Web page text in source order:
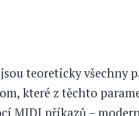
teoreticky všechny
které z těchto
MIDI příkazů –